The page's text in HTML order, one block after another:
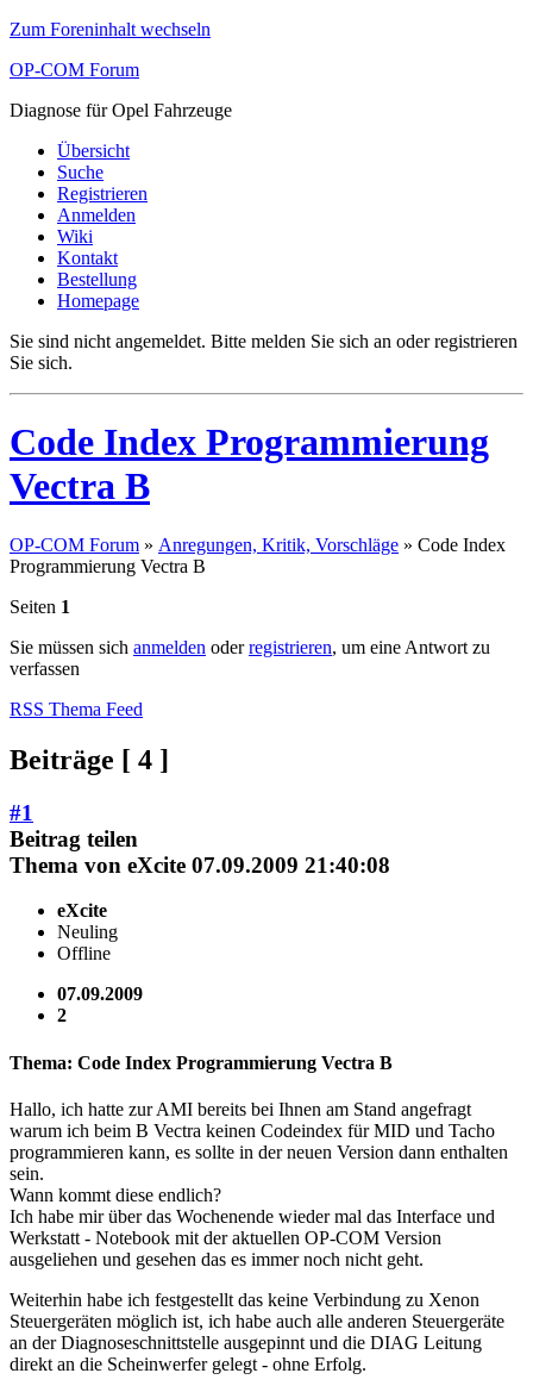
Zum Foreninhalt wechseln
OP-COM Forum
Diagnose für Opel Fahrzeuge
Übersicht
Suche
Registrieren
Anmelden
Wiki
Kontakt
Bestellung
Homepage
Sie sind nicht angemeldet. Bitte melden Sie sich an oder registrieren
Sie sich.
Code Index Programmierung
Vectra B
OP-COM Forum » Anregungen, Kritik, Vorschläge » Code Index
Programmierung Vectra B
Seiten 1
Sie müssen sich anmelden oderregistrieren, um eine Antwort zu
verfassen
RSS Thema Feed
Beiträge [ 4 ]
#1
Beitrag teilen
Thema von eXcite 07.09.2009 21:40:08
eXcite
Neuling
Offline
07.09.2009
2
Thema: Code Index Programmierung Vectra B
Hallo, ich hatte zur AMI bereits bei Ihnen am Stand angefragt
warum ich beim B Vectra keinen Codeindex für MID und Tacho
programmieren kann, es sollte in der neuen Version dann enthalten
sein.
Wann kommt diese endlich?
Ich habe mir über das Wochenende wieder mal das Interface und
Werkstatt - Notebook mit der aktuellen OP-COM Version
ausgeliehen und gesehen das es immer noch nicht geht.
Weiterhin habe ich festgestellt das keine Verbindung zu Xenon
Steuergeräten möglich ist, ich habe auch alle anderen Steuergeräte
an der Diagnoseschnittstelle ausgepinnt und die DIAG Leitung
direkt an die Scheinwerfer gelegt - ohne Erfolg.